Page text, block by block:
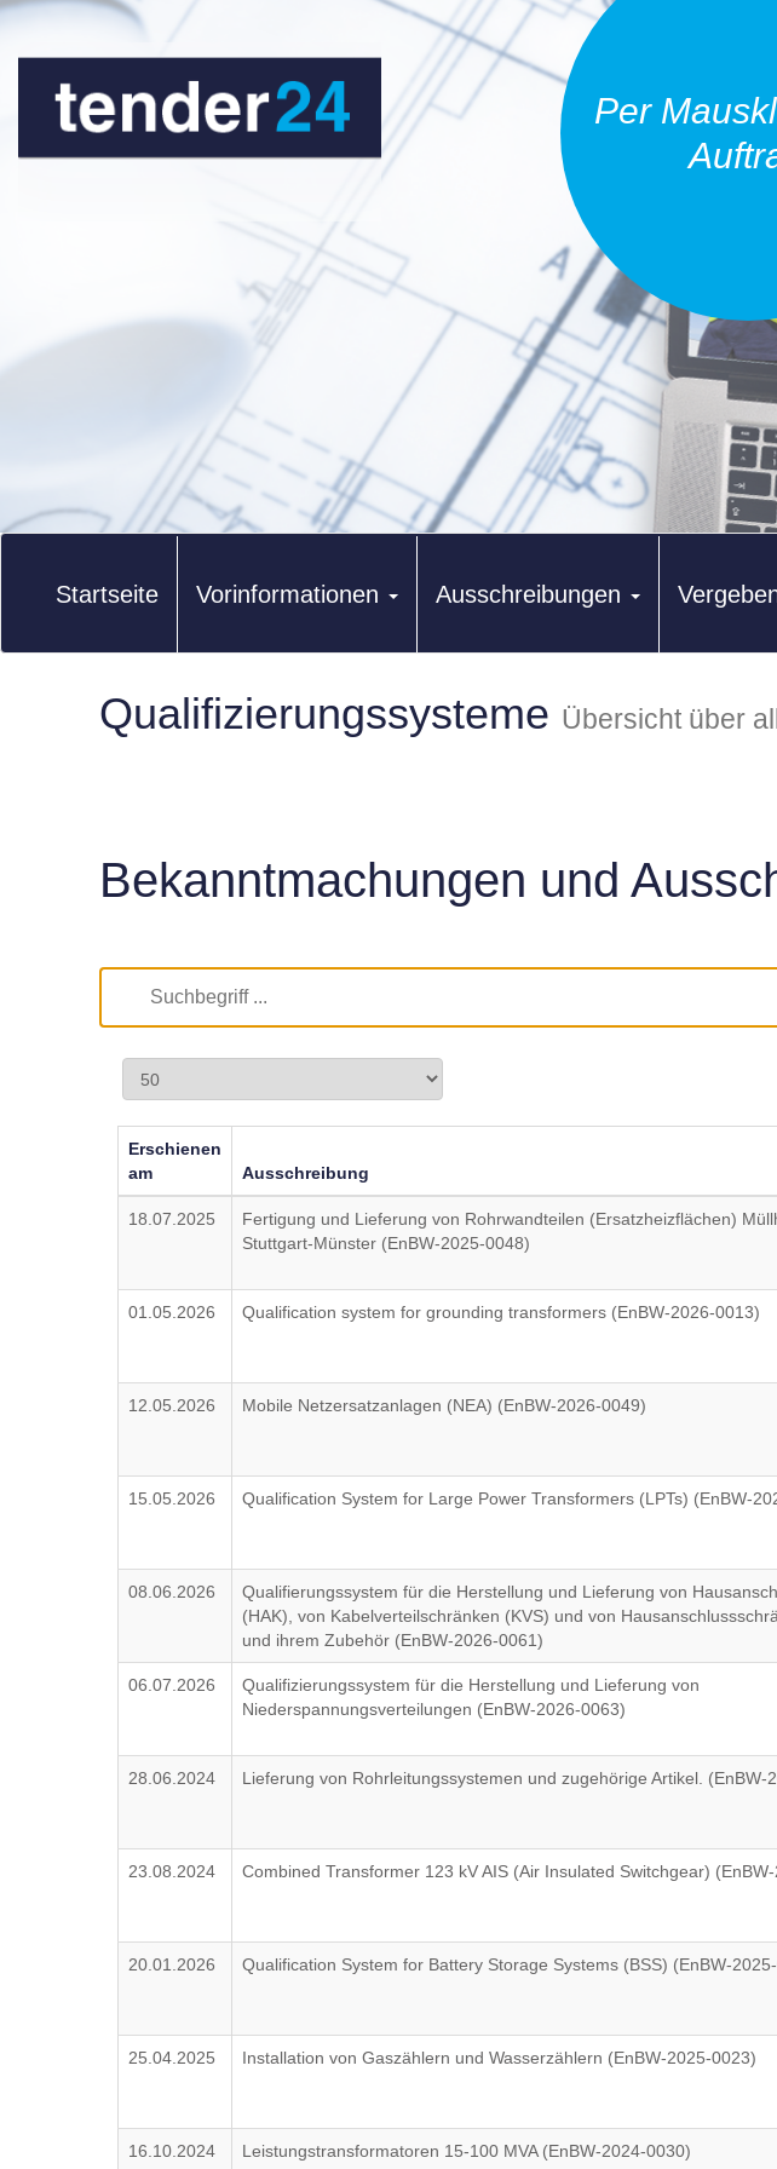
Per
Startseite Vorinformationen Ausschreibungen
Qualifizierungssysteme Übersicht über
Bekanntmachungen und
Erschienen
am
Ausschreibung
18.07.2025
Fertigung und Lieferung von Rohrwandteilen (Ersatzheizflächen)
Stuttgart-Münster (EnBW-2025-0048)
01.05.2026 Qualification system for grounding transformers (EnBW-2026-0013)
12.05.2026 Mobile Netzersatzanlagen (NEA) (EnBW-2026-0049)
15.05.2026 Qualification System for Large Power Transformers (LPTs) (EnBW-
08.06.2026
Qualifierungssystem für die Herstellung und Lieferung von
(HAK), von Kabelverteilschränken (KVS) und von
und ihrem Zubehör (EnBW-2026-0061)
06.07.2026
Qualifizierungssystem für die Herstellung und Lieferung von
Niederspannungsverteilungen (EnBW-2026-0063)
28.06.2024 Lieferung von Rohrleitungssystemen und zugehörige Artikel. (EnBW-
23.08.2024 Combined Transformer 123 kV AIS (Air Insulated Switchgear)
20.01.2026 Qualification System for Battery Storage Systems (BSS) (EnBW-
25.04.2025 Installation von Gaszählern und Wasserzählern (EnBW-2025-0023)
16.10.2024 Leistungstransformatoren 15-100 MVA (EnBW-2024-0030)